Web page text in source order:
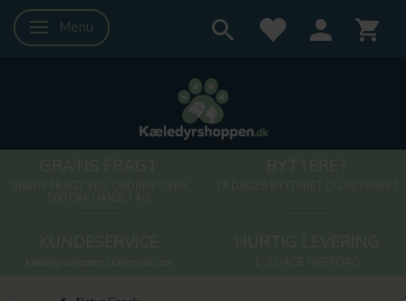
Skifte navigation
Menu